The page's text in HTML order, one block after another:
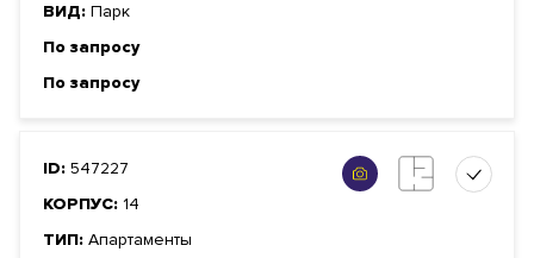
ВИД: Парк
По запросу
По запросу
ID: 547227
КОРПУС: 14
ТИП: Апартаменты